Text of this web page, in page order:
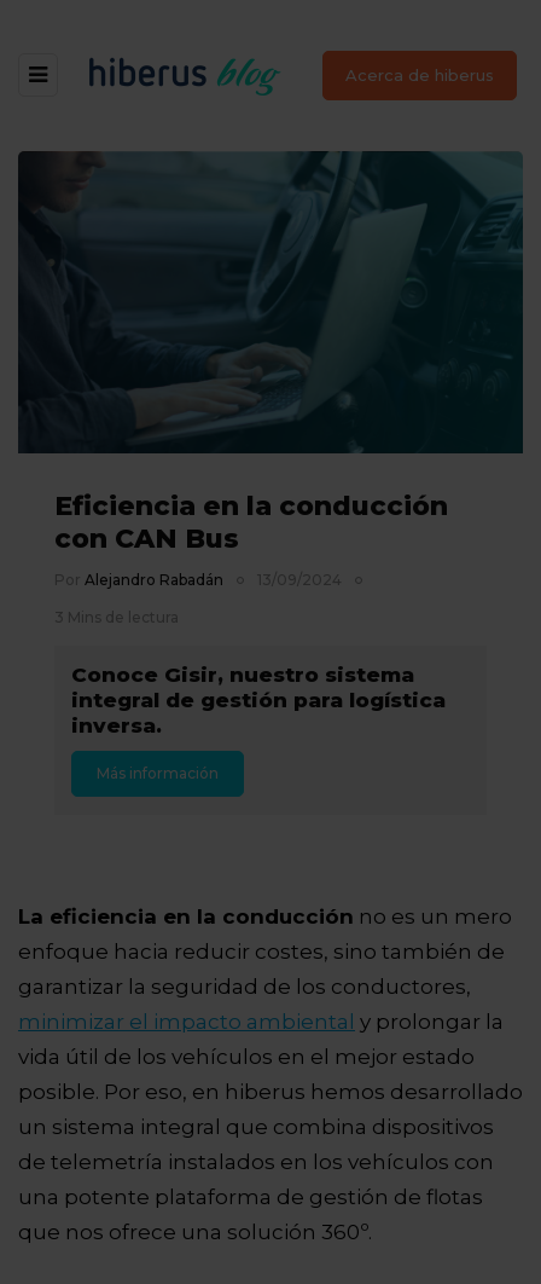
Acerca de hiberus
Eficiencia en la conducción
con CAN Bus
Por Alejandro Rabadán 13/09/2024
3 Mins de lectura
Conoce Gisir, nuestro sistema
integral de gestión para logística
inversa.
Más información
La eficiencia en la conducción no es un mero
enfoque hacia reducir costes, sino también de
garantizar la seguridad de los conductores,
minimizar el impacto ambiental y prolongar la
vida útil de los vehículos en el mejor estado
posible. Por eso, en hiberus hemos desarrollado
un sistema integral que combina dispositivos
de telemetría instalados en los vehículos con
una potente plataforma de gestión de flotas
que nos ofrece una solución 360º.